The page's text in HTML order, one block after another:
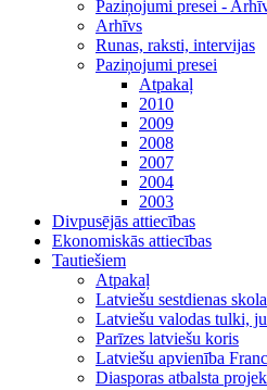
Paziņojumi presei -
Arhīvs
Runas, raksti, intervijas
Paziņojumi presei
Atpakaļ
2010
2009
2008
2007
2004
2003
Divpusējās attiecības
Ekonomiskās attiecības
Tautiešiem
Atpakaļ
Latviešu sestdienas skola
Latviešu valodas tulki,
Parīzes latviešu koris
Latviešu apvienība
Diasporas atbalsta